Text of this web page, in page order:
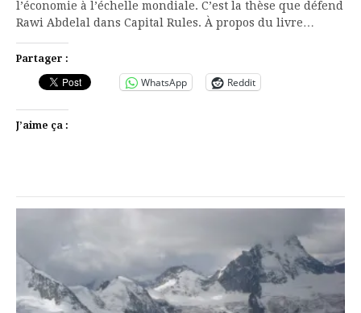
l’économie à l’échelle mondiale. C’est la thèse que défend
Rawi Abdelal dans Capital Rules. À propos du livre…
Partager :
WhatsApp Reddit
J’aime ça :